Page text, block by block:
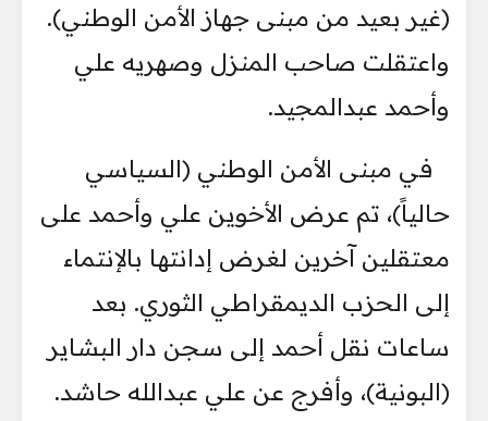
(غير بعيد من مبنى جهاز الأمن الوطني).
واعتقلت صاحب المنزل وصهريه علي
وأحمد عبدالمجيد.
في مبنى الأمن الوطني (السياسي
حالياً)، تم عرض الأخوين علي وأحمد على
معتقلين آخرين لغرض إدانتها بالإنتماء
إلى الحزب الديمقراطي الثوري. بعد
ساعات نقل أحمد إلى سجن دار البشاير
(البونية)، وأفرج عن علي عبدالله حاشد.